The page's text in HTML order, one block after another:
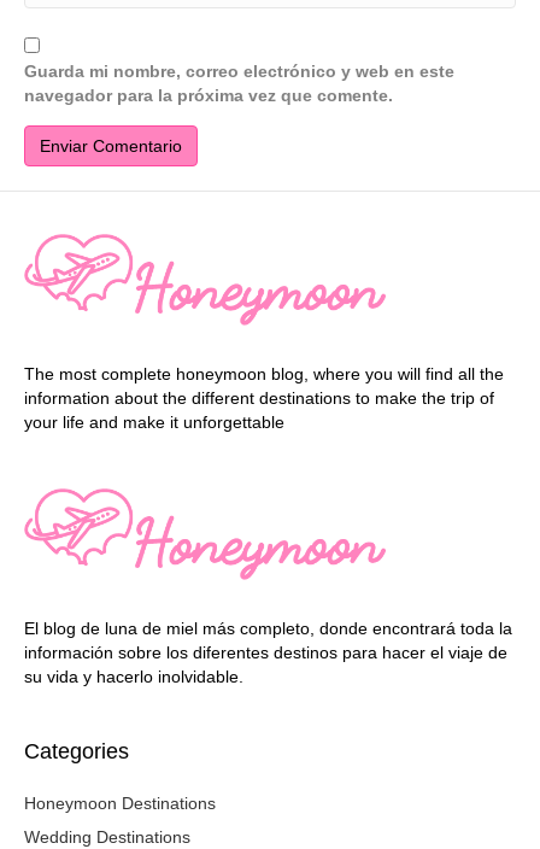
Guarda mi nombre, correo electrónico y web en este
navegador para la próxima vez que comente.
The most complete honeymoon blog, where you will find all the
information about the different destinations to make the trip of
your life and make it unforgettable
El blog de luna de miel más completo, donde encontrará toda la
información sobre los diferentes destinos para hacer el viaje de
su vida y hacerlo inolvidable.
Categories
Honeymoon Destinations
Wedding Destinations